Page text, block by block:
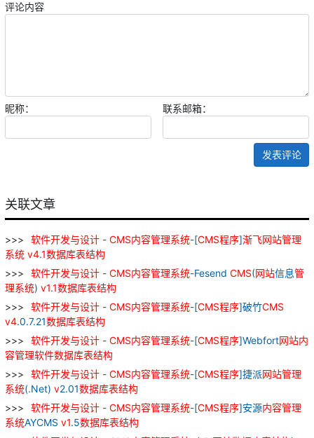
评论内容
昵称： 联系邮箱：
发表评论
关联文章
软件开发与设计 - CMS内容管理系统-[CMS程序]渐飞网站管理
系统 v4.1数据库表结构
软件开发与设计 - CMS内容管理系统-Fesend CMS(网站信息管
理系统) v1.1数据库表结构
软件开发与设计 - CMS内容管理系统-[CMS程序]破竹CMS
v4.0.7.21数据库表结构
软件开发与设计 - CMS内容管理系统-[CMS程序]Webfort网站内
容管理软件数据库表结构
软件开发与设计 - CMS内容管理系统-[CMS程序]捷派网站管理
系统(.Net) v2.01数据库表结构
软件开发与设计 - CMS内容管理系统-[CMS程序]安源内容管理
系统AYCMS v1.5数据库表结构